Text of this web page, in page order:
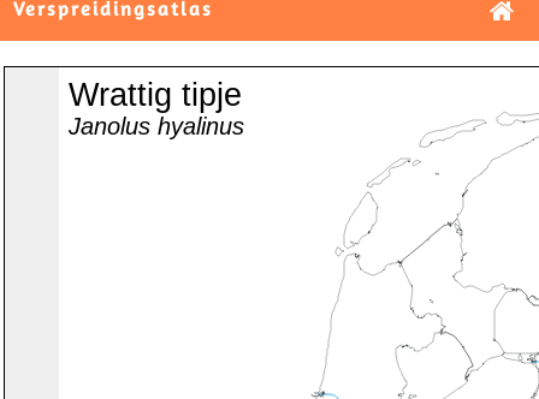
Verspreidingsatlas